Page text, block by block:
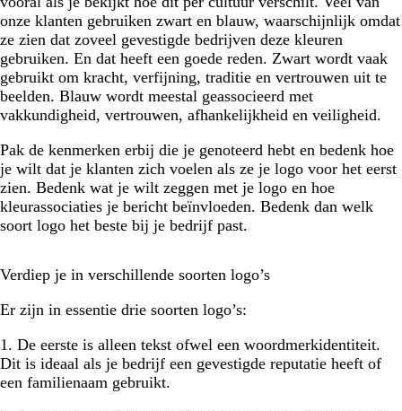
onze klanten gebruiken zwart en blauw, waarschijnlijk omdat
ze zien dat zoveel gevestigde bedrijven deze kleuren
gebruiken. En dat heeft een goede reden. Zwart wordt vaak
gebruikt om kracht, verfijning, traditie en vertrouwen uit te
beelden. Blauw wordt meestal geassocieerd met
vakkundigheid, vertrouwen, afhankelijkheid en veiligheid.
Pak de kenmerken erbij die je genoteerd hebt en bedenk hoe
je wilt dat je klanten zich voelen als ze je logo voor het eerst
zien. Bedenk wat je wilt zeggen met je logo en hoe
kleurassociaties je bericht beïnvloeden. Bedenk dan welk
soort logo het beste bij je bedrijf past.
Verdiep je in verschillende soorten logo’s
Er zijn in essentie drie soorten logo’s:
1. De eerste is alleen tekst ofwel een woordmerkidentiteit.
Dit is ideaal als je bedrijf een gevestigde reputatie heeft of
een familienaam gebruikt.